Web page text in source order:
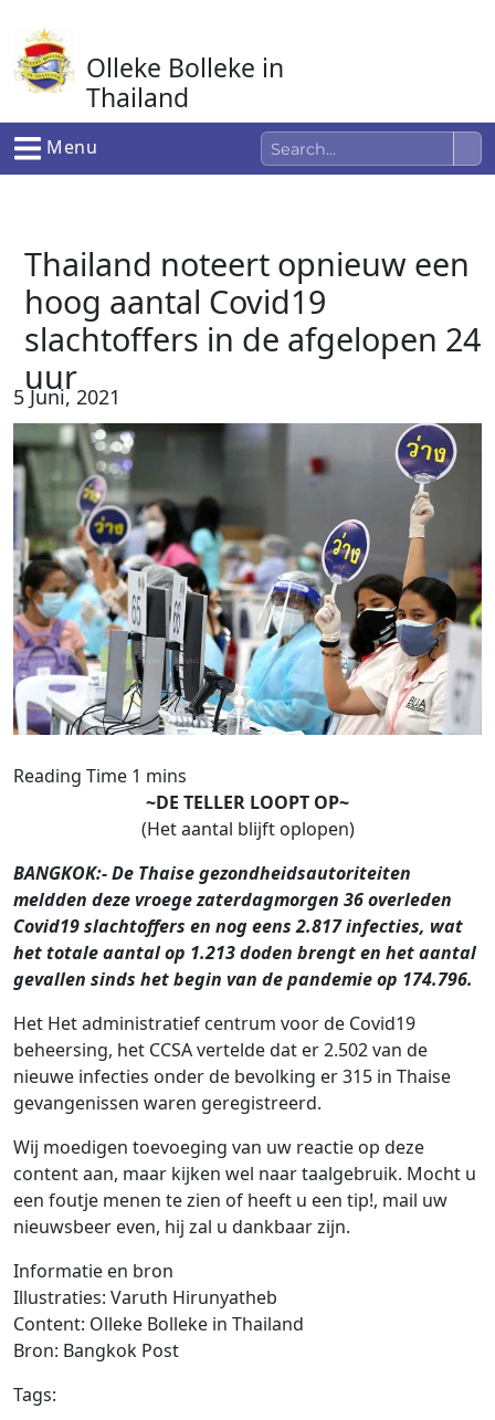
naar
de
inhoud
Olleke Bolleke in
Thailand
In Thailand
Menu
Thailand noteert opnieuw een
hoog aantal Covid19
slachtoffers in de afgelopen 24
uur
5 Juni, 2021
~DE TELLER LOOPT OP~
(Het aantal blijft oplopen)
BANGKOK:- De Thaise gezondheidsautoriteiten
meldden deze vroege zaterdagmorgen 36 overleden
Covid19 slachtoffers en nog eens 2.817 infecties, wat
het totale aantal op 1.213 doden brengt en het aantal
gevallen sinds het begin van de pandemie op 174.796.
Het Het administratief centrum voor de Covid19
beheersing, het CCSA vertelde dat er 2.502 van de
nieuwe infecties onder de bevolking er 315 in Thaise
gevangenissen waren geregistreerd.
Wij moedigen toevoeging van uw reactie op deze
content aan, maar kijken wel naar taalgebruik. Mocht u
een foutje menen te zien of heeft u een tip!, mail uw
nieuwsbeer even, hij zal u dankbaar zijn.
Informatie en bron
Illustraties: Varuth Hirunyatheb
Content: Olleke Bolleke in Thailand
Bron: Bangkok Post
Tags: